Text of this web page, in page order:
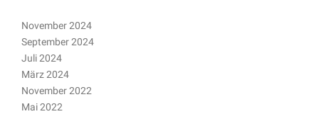
November 2024
September 2024
Juli 2024
März 2024
November 2022
Mai 2022